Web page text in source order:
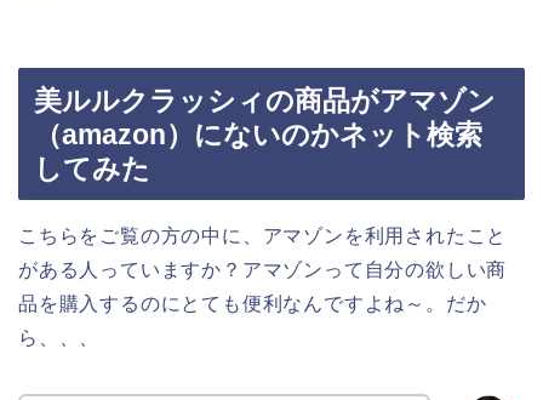
美ルルクラッシィの商品がアマゾン
（amazon）にないのかネット検索
してみた
こちらをご覧の方の中に、アマゾンを利用されたこと
がある人っていますか？アマゾンって自分の欲しい商
品を購入するのにとても便利なんですよね～。だか
ら、、、